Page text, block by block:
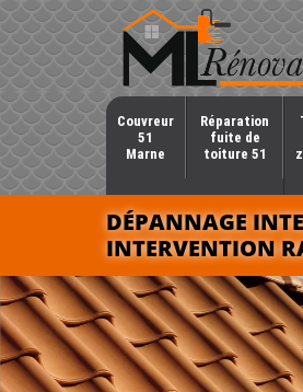
Couvreur
51
Marne
Réparation
fuite de
toiture 51
DÉPANNAGE
INTERVENTION